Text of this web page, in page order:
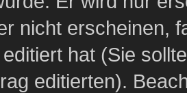
nicht erscheinen,
hat (Sie
editierten).